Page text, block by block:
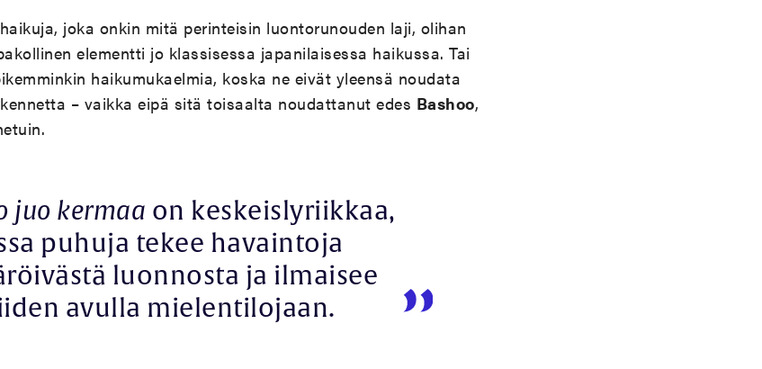
joka onkin mitä perinteisin luontorunouden laji, olihan
elementti jo klassisessa japanilaisessa haikussa. Tai
haikumukaelmia, koska ne eivät yleensä noudata
– vaikka eipä sitä toisaalta noudattanut edes Bashoo,
juo kermaa on keskeislyriikkaa,
puhuja tekee havaintoja
luonnosta ja ilmaisee
avulla mielentilojaan.